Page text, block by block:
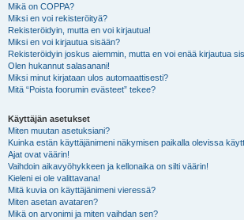
Mikä on COPPA?
Miksi en voi rekisteröityä?
Rekisteröidyin, mutta en voi kirjautua!
Miksi en voi kirjautua sisään?
Rekisteröidyin joskus aiemmin, mutta en voi enää kirjautua
Olen hukannut salasanani!
Miksi minut kirjataan ulos automaattisesti?
Mitä “Poista foorumin evästeet” tekee?
Käyttäjän asetukset
Miten muutan asetuksiani?
Kuinka estän käyttäjänimeni näkymisen paikalla olevissa
Ajat ovat väärin!
Vaihdoin aikavyöhykkeen ja kellonaika on silti väärin!
Kieleni ei ole valittavana!
Mitä kuvia on käyttäjänimeni vieressä?
Miten asetan avataren?
Mikä on arvonimi ja miten vaihdan sen?